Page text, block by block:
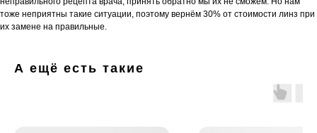
тоже неприятны такие ситуации, поэтому вернём 30% от стоимости линз при
их замене на правильные.
А ещё есть такие